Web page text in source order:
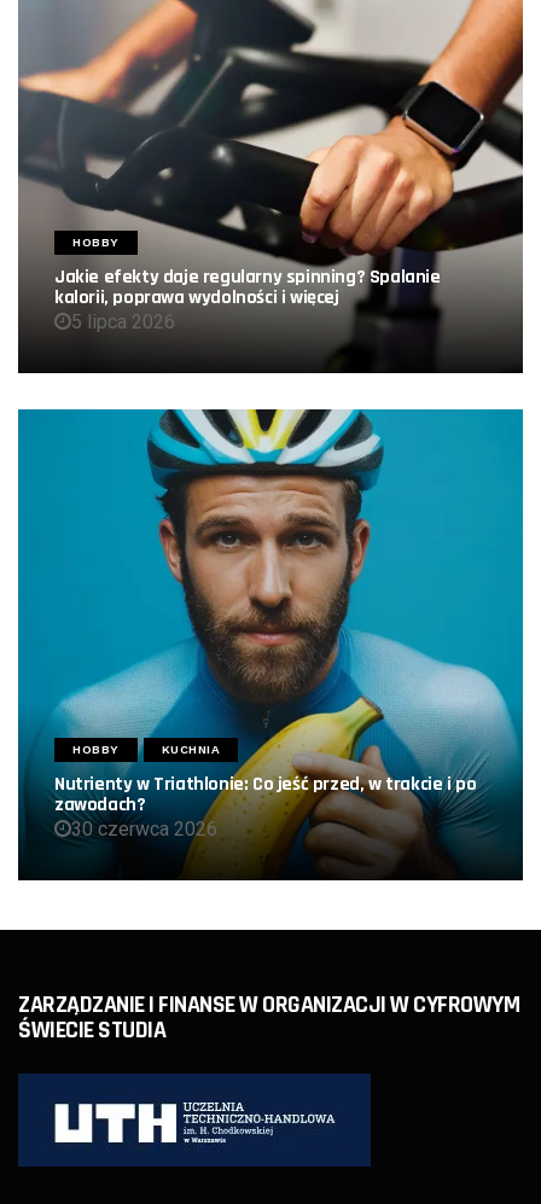
HOBBY
Jakie efekty daje regularny spinning? Spalanie
kalorii, poprawa wydolności i więcej
5 lipca 2026
HOBBY KUCHNIA
Nutrienty w Triathlonie: Co jeść przed, w trakcie i po
zawodach?
30 czerwca 2026
ZARZĄDZANIE I FINANSE W ORGANIZACJI W CYFROWYM
ŚWIECIE STUDIA